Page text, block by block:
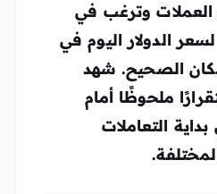
العملات وترغب في
الدولار اليوم في
الصحيح. شهد
ملحوظًا أمام
التعاملات